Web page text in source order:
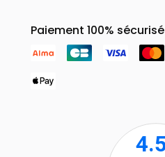
Paiement 100% sécurisé